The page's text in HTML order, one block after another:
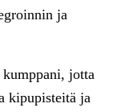
ja
jotta
kipupisteitä ja